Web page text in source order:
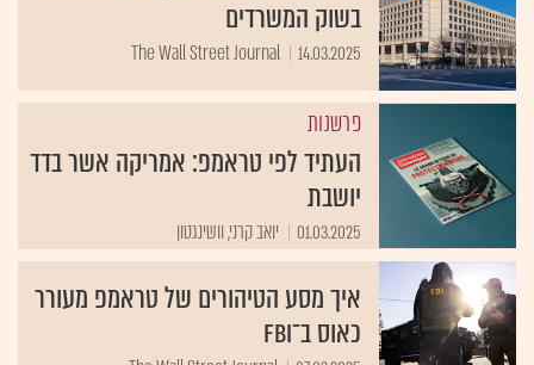
בשוק המשרדים
14.03.2025
The Wall Street Journal
פרשנות
העתיד לפי טראמפ: אמריקה אשר בדד
יושבת
01.03.2025 יואב קרני, וושינגטון
איך מסע הטיהורים של טראמפ מעורר
כאוס ב־FBI